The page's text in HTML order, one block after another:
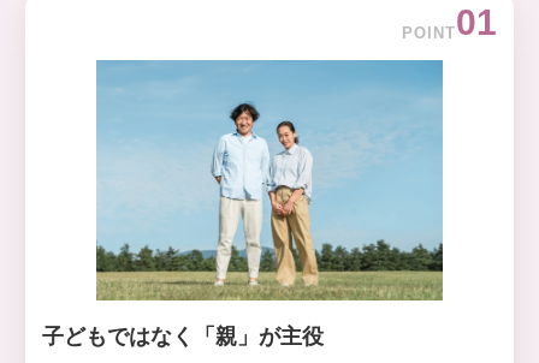
POINT01
子どもではなく「親」が主役